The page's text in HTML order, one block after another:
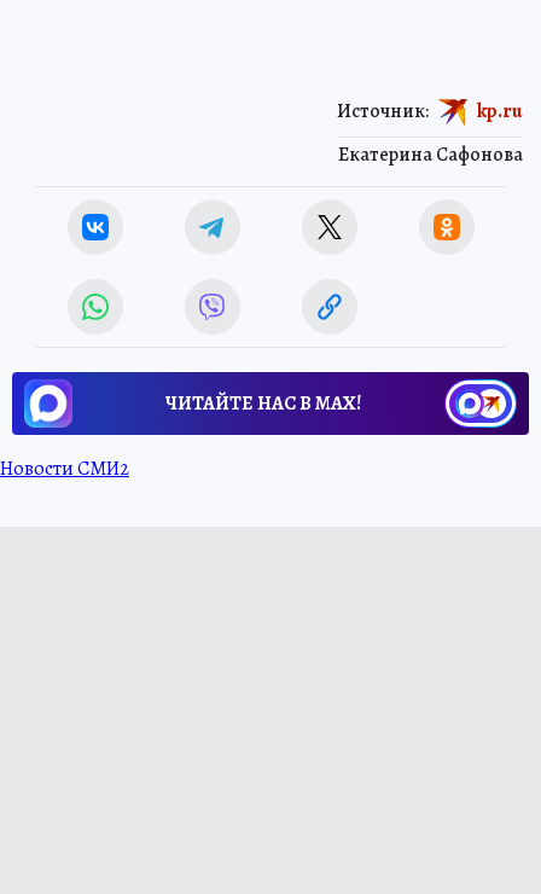
Екатерина Сафонова
Источник: kp.ru
ЧИТАЙТЕ НАС В МАХ!
Новости СМИ2